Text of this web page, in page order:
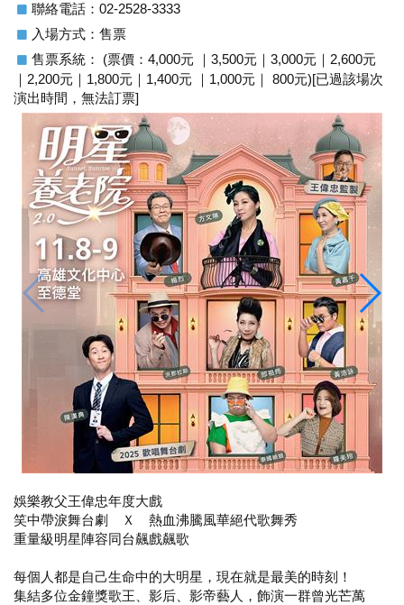
聯絡電話：02-2528-3333
入場方式：售票
售票系統： (票價：4,000元 ｜3,500元｜3,000元｜2,600元
｜2,200元｜1,800元｜1,400元 ｜1,000元｜ 800元)[已過該場次
演出時間，無法訂票]
娛樂教父王偉忠年度大戲
笑中帶淚舞台劇 Ｘ 熱血沸騰風華絕代歌舞秀
重量級明星陣容同台飆戲飆歌
每個人都是自己生命中的大明星，現在就是最美的時刻！
集結多位金鐘獎歌王、影后、影帝藝人，飾演一群曾光芒萬